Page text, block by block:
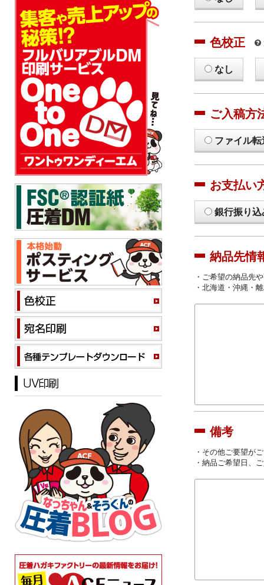
色校正
なし
ご入稿方
ファイル
お支払い
銀行振り込
納品先情
・ご希望の納品先
・北海道・沖縄・
備考
・その他ご要望が
・納品ご希望日、